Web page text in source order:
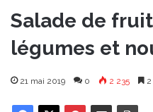
Salade de
légumes et
21 mai 2019 0 2 235